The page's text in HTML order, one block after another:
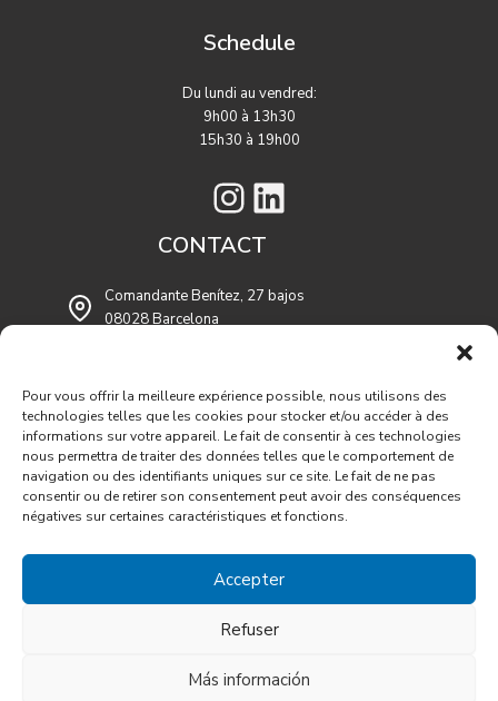
Pour vous offrir la meilleure expérience possible, nous utilisons des
technologies telles que les cookies pour stocker et/ou accéder à des
informations sur votre appareil. Le fait de consentir à ces technologies
nous permettra de traiter des données telles que le comportement de
navigation ou des identifiants uniques sur ce site. Le fait de ne pas
consentir ou de retirer son consentement peut avoir des conséquences
négatives sur certaines caractéristiques et fonctions.
Accepter
Refuser
Más información
Schedule
Du lundi au vendred:
9h00 à 13h30
15h30 à 19h00
Instagram
LinkedIn
CONTACT
Comandante Benítez, 27 bajos
08028 Barcelona
93 409 54 53
93 409 54 55
2026 © CONTRATAS GIMENO 2006 S.L. | Web créé par
Politique de confidentialité